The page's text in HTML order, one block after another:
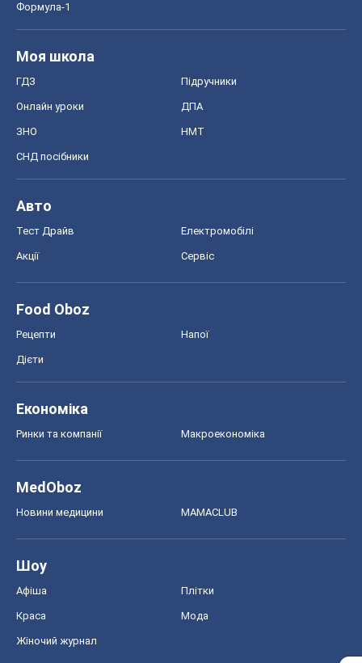
Формула-1
Моя школа
ГДЗ Підручники
Онлайн уроки ДПА
ЗНО НМТ
СНД посібники
Авто
Тест Драйв Електромобілі
Акції Сервіс
Food Oboz
Рецепти Напої
Дієти
Економіка
Ринки та компанії Макроекономіка
MedOboz
Новини медицини MAMACLUB
Шоу
Афіша Плітки
Краса Мода
Жіночий журнал